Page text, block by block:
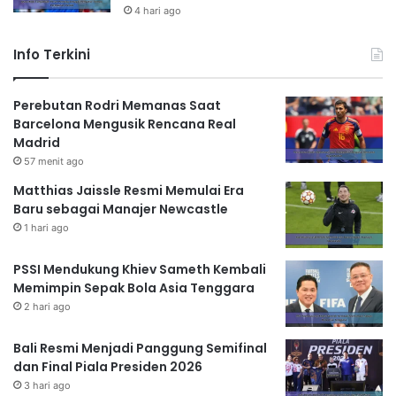
4 hari ago
Info Terkini
Perebutan Rodri Memanas Saat
Barcelona Mengusik Rencana Real
Madrid
57 menit ago
Matthias Jaissle Resmi Memulai Era
Baru sebagai Manajer Newcastle
1 hari ago
PSSI Mendukung Khiev Sameth Kembali
Memimpin Sepak Bola Asia Tenggara
2 hari ago
Bali Resmi Menjadi Panggung Semifinal
dan Final Piala Presiden 2026
3 hari ago